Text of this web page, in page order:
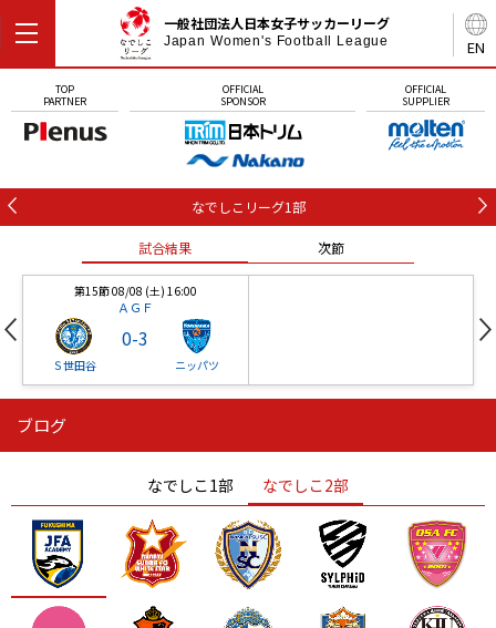
EN
一般社団法人日本女子サッカーリーグ
Japan Women's Football League
TOP
PARTNER
OFFICIAL
SPONSOR
OFFICIAL
SUPPLIER
なでしこリーグ1部
試合結果 次節
第15節 08/08 (土) 16:00
ＡＧＦ
Ｓ世田谷
0-3
ニッパツ
ニッパツ
ニッパツ 名古屋
石人の星
静岡 愛媛Ｌ
ブログ
なでしこ1部 なでしこ2部